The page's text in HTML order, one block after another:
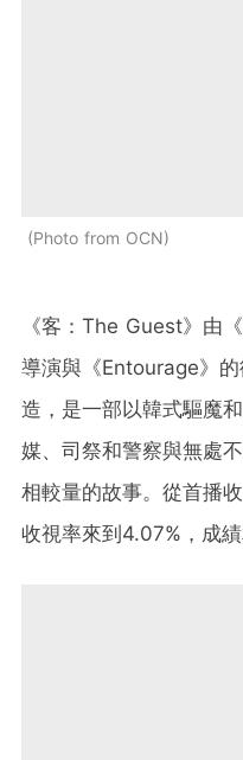
Photo from OCN
《客：The Guest》由
導演與《Entourage》
造，是一部以韓式驅魔
媒、司祭和警察與無處
相較量的故事。從首播
收視率來到4.07%，成績